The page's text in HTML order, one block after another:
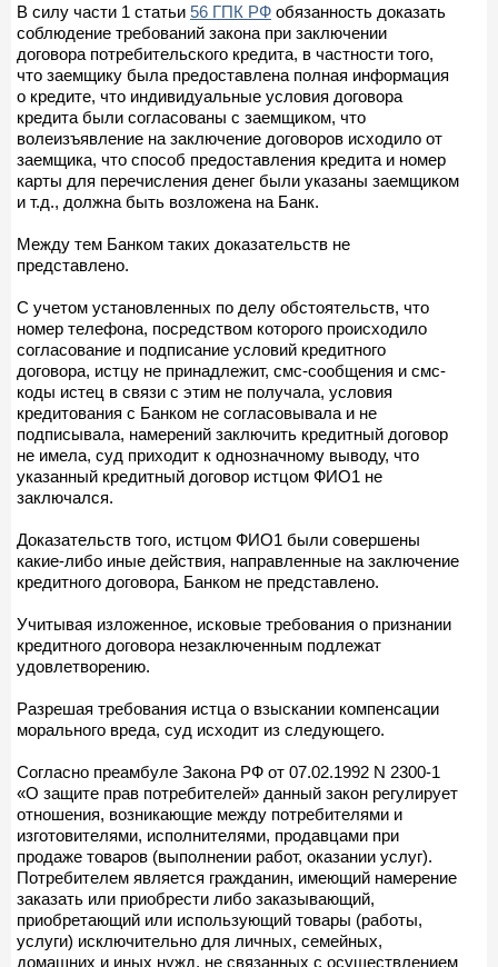
В силу части 1 статьи 56 ГПК РФ обязанность доказать
соблюдение требований закона при заключении
договора потребительского кредита, в частности того,
что заемщику была предоставлена полная информация
о кредите, что индивидуальные условия договора
кредита были согласованы с заемщиком, что
волеизъявление на заключение договоров исходило от
заемщика, что способ предоставления кредита и номер
карты для перечисления денег были указаны заемщиком
и т.д., должна быть возложена на Банк.
Между тем Банком таких доказательств не
представлено.
С учетом установленных по делу обстоятельств, что
номер телефона, посредством которого происходило
согласование и подписание условий кредитного
договора, истцу не принадлежит, смс-сообщения и смс-
коды истец в связи с этим не получала, условия
кредитования с Банком не согласовывала и не
подписывала, намерений заключить кредитный договор
не имела, суд приходит к однозначному выводу, что
указанный кредитный договор истцом ФИО1 не
заключался.
Доказательств того, истцом ФИО1 были совершены
какие-либо иные действия, направленные на заключение
кредитного договора, Банком не представлено.
Учитывая изложенное, исковые требования о признании
кредитного договора незаключенным подлежат
удовлетворению.
Разрешая требования истца о взыскании компенсации
морального вреда, суд исходит из следующего.
Согласно преамбуле Закона РФ от 07.02.1992 N 2300-1
«О защите прав потребителей» данный закон регулирует
отношения, возникающие между потребителями и
изготовителями, исполнителями, продавцами при
продаже товаров (выполнении работ, оказании услуг).
Потребителем является гражданин, имеющий намерение
заказать или приобрести либо заказывающий,
приобретающий или использующий товары (работы,
услуги) исключительно для личных, семейных,
домашних и иных нужд, не связанных с осуществлением